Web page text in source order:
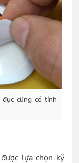
đục cũng có tính
lựa chọn kỹ